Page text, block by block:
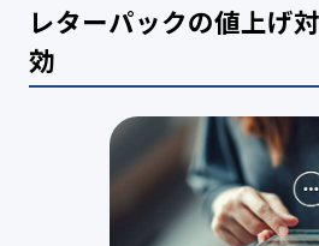
レターパックの値上げ
効